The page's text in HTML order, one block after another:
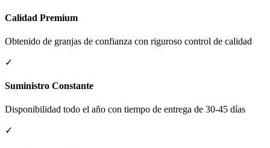
Calidad Premium
Obtenido de granjas de confianza con riguroso control de calidad
✓
Suministro Constante
Disponibilidad todo el año con tiempo de entrega de 30-45 días
✓